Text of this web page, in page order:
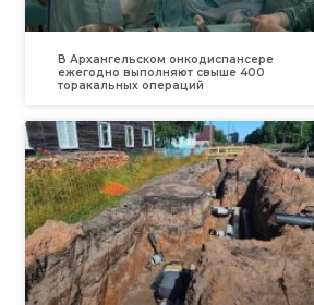
В Архангельском онкодиспансере
ежегодно выполняют свыше 400
торакальных операций